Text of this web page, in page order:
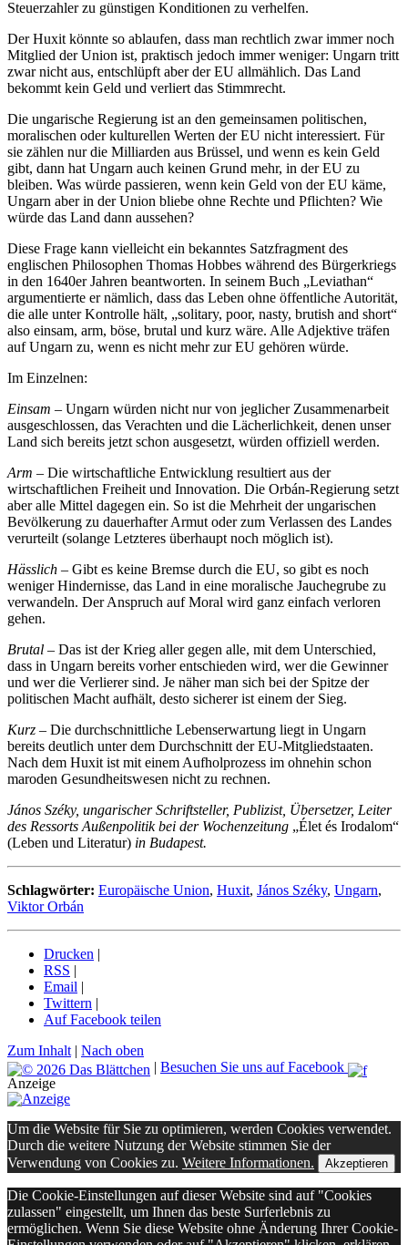
Steuerzahler zu günstigen Konditionen zu verhelfen.
Der Huxit könnte so ablaufen, dass man rechtlich zwar immer noch
Mitglied der Union ist, praktisch jedoch immer weniger: Ungarn tritt
zwar nicht aus, entschlüpft aber der EU allmählich. Das Land
bekommt kein Geld und verliert das Stimmrecht.
Die ungarische Regierung ist an den gemeinsamen politischen,
moralischen oder kulturellen Werten der EU nicht interessiert. Für
sie zählen nur die Milliarden aus Brüssel, und wenn es kein Geld
gibt, dann hat Ungarn auch keinen Grund mehr, in der EU zu
bleiben. Was würde passieren, wenn kein Geld von der EU käme,
Ungarn aber in der Union bliebe ohne Rechte und Pflichten? Wie
würde das Land dann aussehen?
Diese Frage kann vielleicht ein bekanntes Satzfragment des
englischen Philosophen Thomas Hobbes während des Bürgerkriegs
in den 1640er Jahren beantworten. In seinem Buch „Leviathan“
argumentierte er nämlich, dass das Leben ohne öffentliche Autorität,
die alle unter Kontrolle hält, „solitary, poor, nasty, brutish and short“
also einsam, arm, böse, brutal und kurz wäre. Alle Adjektive träfen
auf Ungarn zu, wenn es nicht mehr zur EU gehören würde.
Im Einzelnen:
Einsam – Ungarn würden nicht nur von jeglicher Zusammenarbeit
ausgeschlossen, das Verachten und die Lächerlichkeit, denen unser
Land sich bereits jetzt schon ausgesetzt, würden offiziell werden.
Arm – Die wirtschaftliche Entwicklung resultiert aus der
wirtschaftlichen Freiheit und Innovation. Die Orbán-Regierung setzt
aber alle Mittel dagegen ein. So ist die Mehrheit der ungarischen
Bevölkerung zu dauerhafter Armut oder zum Verlassen des Landes
verurteilt (solange Letzteres überhaupt noch möglich ist).
Hässlich – Gibt es keine Bremse durch die EU, so gibt es noch
weniger Hindernisse, das Land in eine moralische Jauchegrube zu
verwandeln. Der Anspruch auf Moral wird ganz einfach verloren
gehen.
Brutal – Das ist der Krieg aller gegen alle, mit dem Unterschied,
dass in Ungarn bereits vorher entschieden wird, wer die Gewinner
und wer die Verlierer sind. Je näher man sich bei der Spitze der
politischen Macht aufhält, desto sicherer ist einem der Sieg.
Kurz – Die durchschnittliche Lebenserwartung liegt in Ungarn
bereits deutlich unter dem Durchschnitt der EU-Mitgliedstaaten.
Nach dem Huxit ist mit einem Aufholprozess im ohnehin schon
maroden Gesundheitswesen nicht zu rechnen.
János Széky, ungarischer Schriftsteller, Publizist, Übersetzer, Leiter
des Ressorts Außenpolitik bei der Wochenzeitung „Élet és Irodalom“
(Leben und Literatur) in Budapest.
Schlagwörter: Europäische Union, Huxit, János Széky, Ungarn,
Viktor Orbán
Drucken |
RSS |
Email |
Twittern |
Auf Facebook teilen
Zum Inhalt | Nach oben
| Besuchen Sie uns auf Facebook
Anzeige
Um die Website für Sie zu optimieren, werden Cookies verwendet.
Durch die weitere Nutzung der Website stimmen Sie der
Verwendung von Cookies zu. Weitere Informationen. Akzeptieren
Die Cookie-Einstellungen auf dieser Website sind auf "Cookies
zulassen" eingestellt, um Ihnen das beste Surferlebnis zu
ermöglichen. Wenn Sie diese Website ohne Änderung Ihrer Cookie-